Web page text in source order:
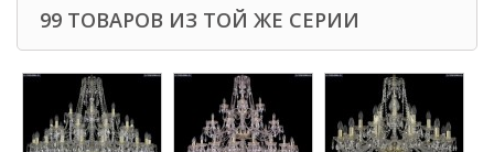
99 ТОВАРОВ ИЗ ТОЙ ЖЕ СЕРИИ